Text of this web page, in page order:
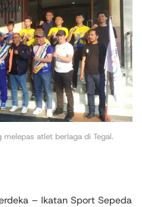
melepas atlet berlaga di Tegal.
– Ikatan Sport Sepeda